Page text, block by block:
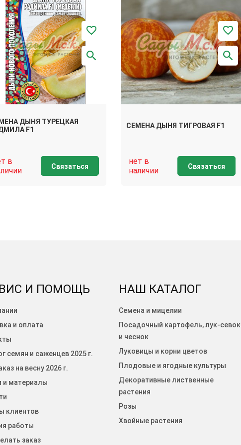
ДЫНЯ ТУРЕЦКАЯ
F1
в
Связаться
СЕМЕНА ДЫНЯ ТИГРОВАЯ F1
нет в
наличии
Связаться
И ПОМОЩЬ
и оплата
семян и саженцев 2025 г.
на весну 2026 г.
и материалы
клиентов
работы
заказ
НАШ КАТАЛОГ
Семена и мицелии
Посадочный картофель, лук-севок
и чеснок
Луковицы и корни цветов
Плодовые и ягодные культуры
Декоративные лиственные
растения
Розы
Хвойные растения